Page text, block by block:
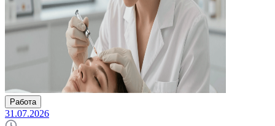
Работа
31.07.2026